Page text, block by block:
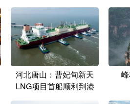
河北唐山：曹妃甸新天
LNG项目首船顺利到港